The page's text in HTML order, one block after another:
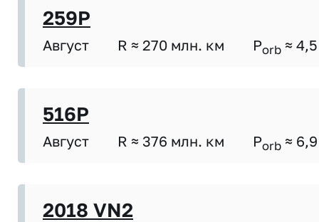
259P
Август R ≈ 270 млн. км Porb ≈ 4,5
516P
Август R ≈ 376 млн. км Porb ≈ 6,9
2018 VN2